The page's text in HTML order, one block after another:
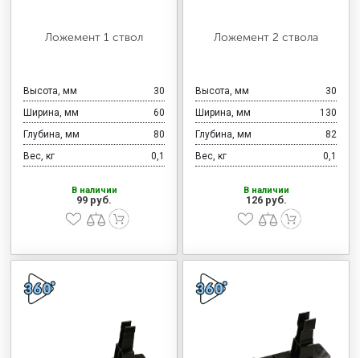
МЕДИЦИНСКАЯ МЕБЕЛЬ
СИСТЕМЫ ХРАНЕНИЯ
ОФИСНАЯ МЕБЕЛЬ
МЕБЕЛЬ ДЛЯ ДОМА
МЕБЕЛЬ ДЛЯ СТОЛОВЫХ
Ложемент 1 ствол
Высота, мм
30
Ширина, мм
60
Глубина, мм
80
Вес, кг
0,1
В наличии
99 руб.
Ложемент 2 ствола
Высота, мм
30
Ширина, мм
130
Глубина, мм
82
Вес, кг
0,1
В наличии
126 руб.